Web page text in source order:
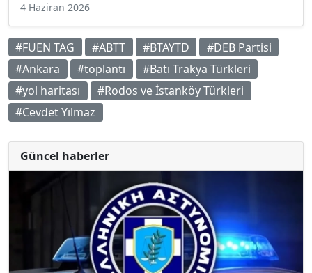
4 Haziran 2026
#FUEN TAG #ABTT #BTAYTD
#DEB Partisi
#Ankara
#toplantı
#Batı Trakya Türkleri
#yol haritası
#Rodos ve İstanköy Türkleri
#Cevdet Yılmaz
Güncel haberler